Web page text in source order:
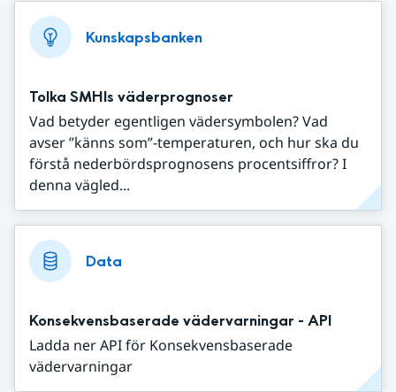
Kunskapsbanken
Tolka SMHIs väderprognoser
Vad betyder egentligen vädersymbolen? Vad
avser ”känns som”-temperaturen, och hur ska du
förstå nederbördsprognosens procentsiffror? I
denna vägled...
Data
Konsekvensbaserade vädervarningar - API
Ladda ner API för Konsekvensbaserade
vädervarningar